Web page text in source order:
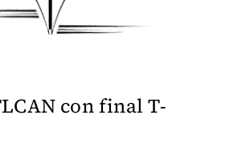
con final T-